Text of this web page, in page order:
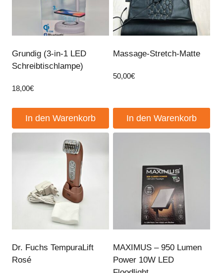
Grundig (3-in-1 LED
Schreibtischlampe)
18,00€
In den Warenkorb
Massage-Stretch-Matte
50,00€
In den Warenkorb
Dr. Fuchs TempuraLift
Rosé
MAXIMUS – 950 Lumen
Power 10W LED